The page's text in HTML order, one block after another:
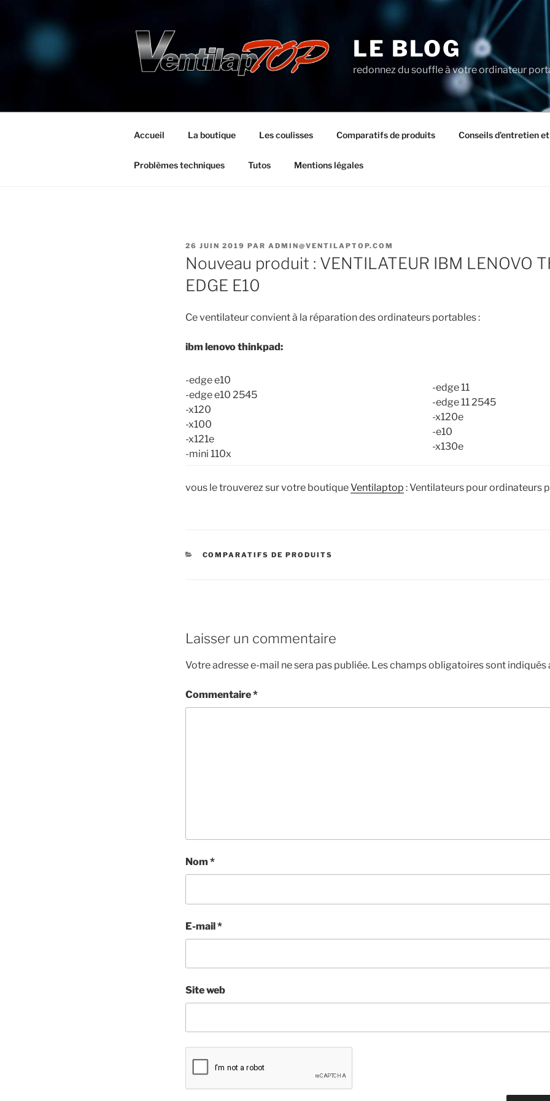
LE BLOG
redonnez du souffle à votre ordinateur
Accueil La boutique Les coulisses Comparatifs de produits Conseils d’entretien
Problèmes techniques Tutos Mentions légales
PUBLIÉ
LE
26 JUIN 2019 PAR ADMIN@VENTILAPTOP.COM
Nouveau produit : VENTILATEUR IBM LENOVO
EDGE E10
Ce ventilateur convient à la réparation des ordinateurs portables :
ibm lenovo thinkpad:
-edge e10
-edge e10 2545
-x120
-x100
-x121e
-mini 110x
-edge 11
-edge 11 2545
-x120e
-e10
-x130e
vous le trouverez sur votre boutiqueVentilaptop : Ventilateurs pour ordinateurs
CATÉGORIES
COMPARATIFS DE PRODUITS
Laisser un commentaire
Votre adresse e-mail ne sera pas publiée. Les champs obligatoires sont indiqués
Commentaire*
Nom *
E-mail*
Site web